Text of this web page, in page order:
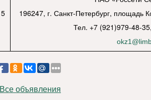
5
196247, г. Санкт-Петербург, площадь
Тел. +7 (921)979-48-
Все объявления